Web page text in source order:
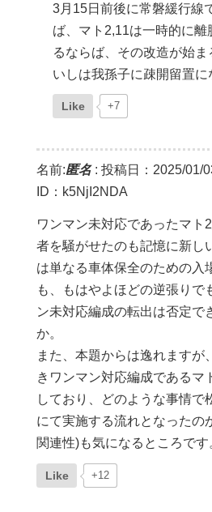
3月15日前後に常磐緩行線
ば、マト2,11は一時的に
るならば、その改造が始
いしは我孫子に疎開留置に
Like +7
名前:匿名: 投稿日：2025/01/
ID：k5NjI2NDA
ワンマン未対応であったマト
者を騒がせたのも記憶に新し
は単なる車体保全のための入
も、もはやよほどの逆張りで
ン未対応編成の転出は否定で
か。
また、本題からは逸れますが
きワンマン対応編成であるマ
しており、どのような事情で
にて実施する流れとなったの
関連性)も気になるところです
Like +12